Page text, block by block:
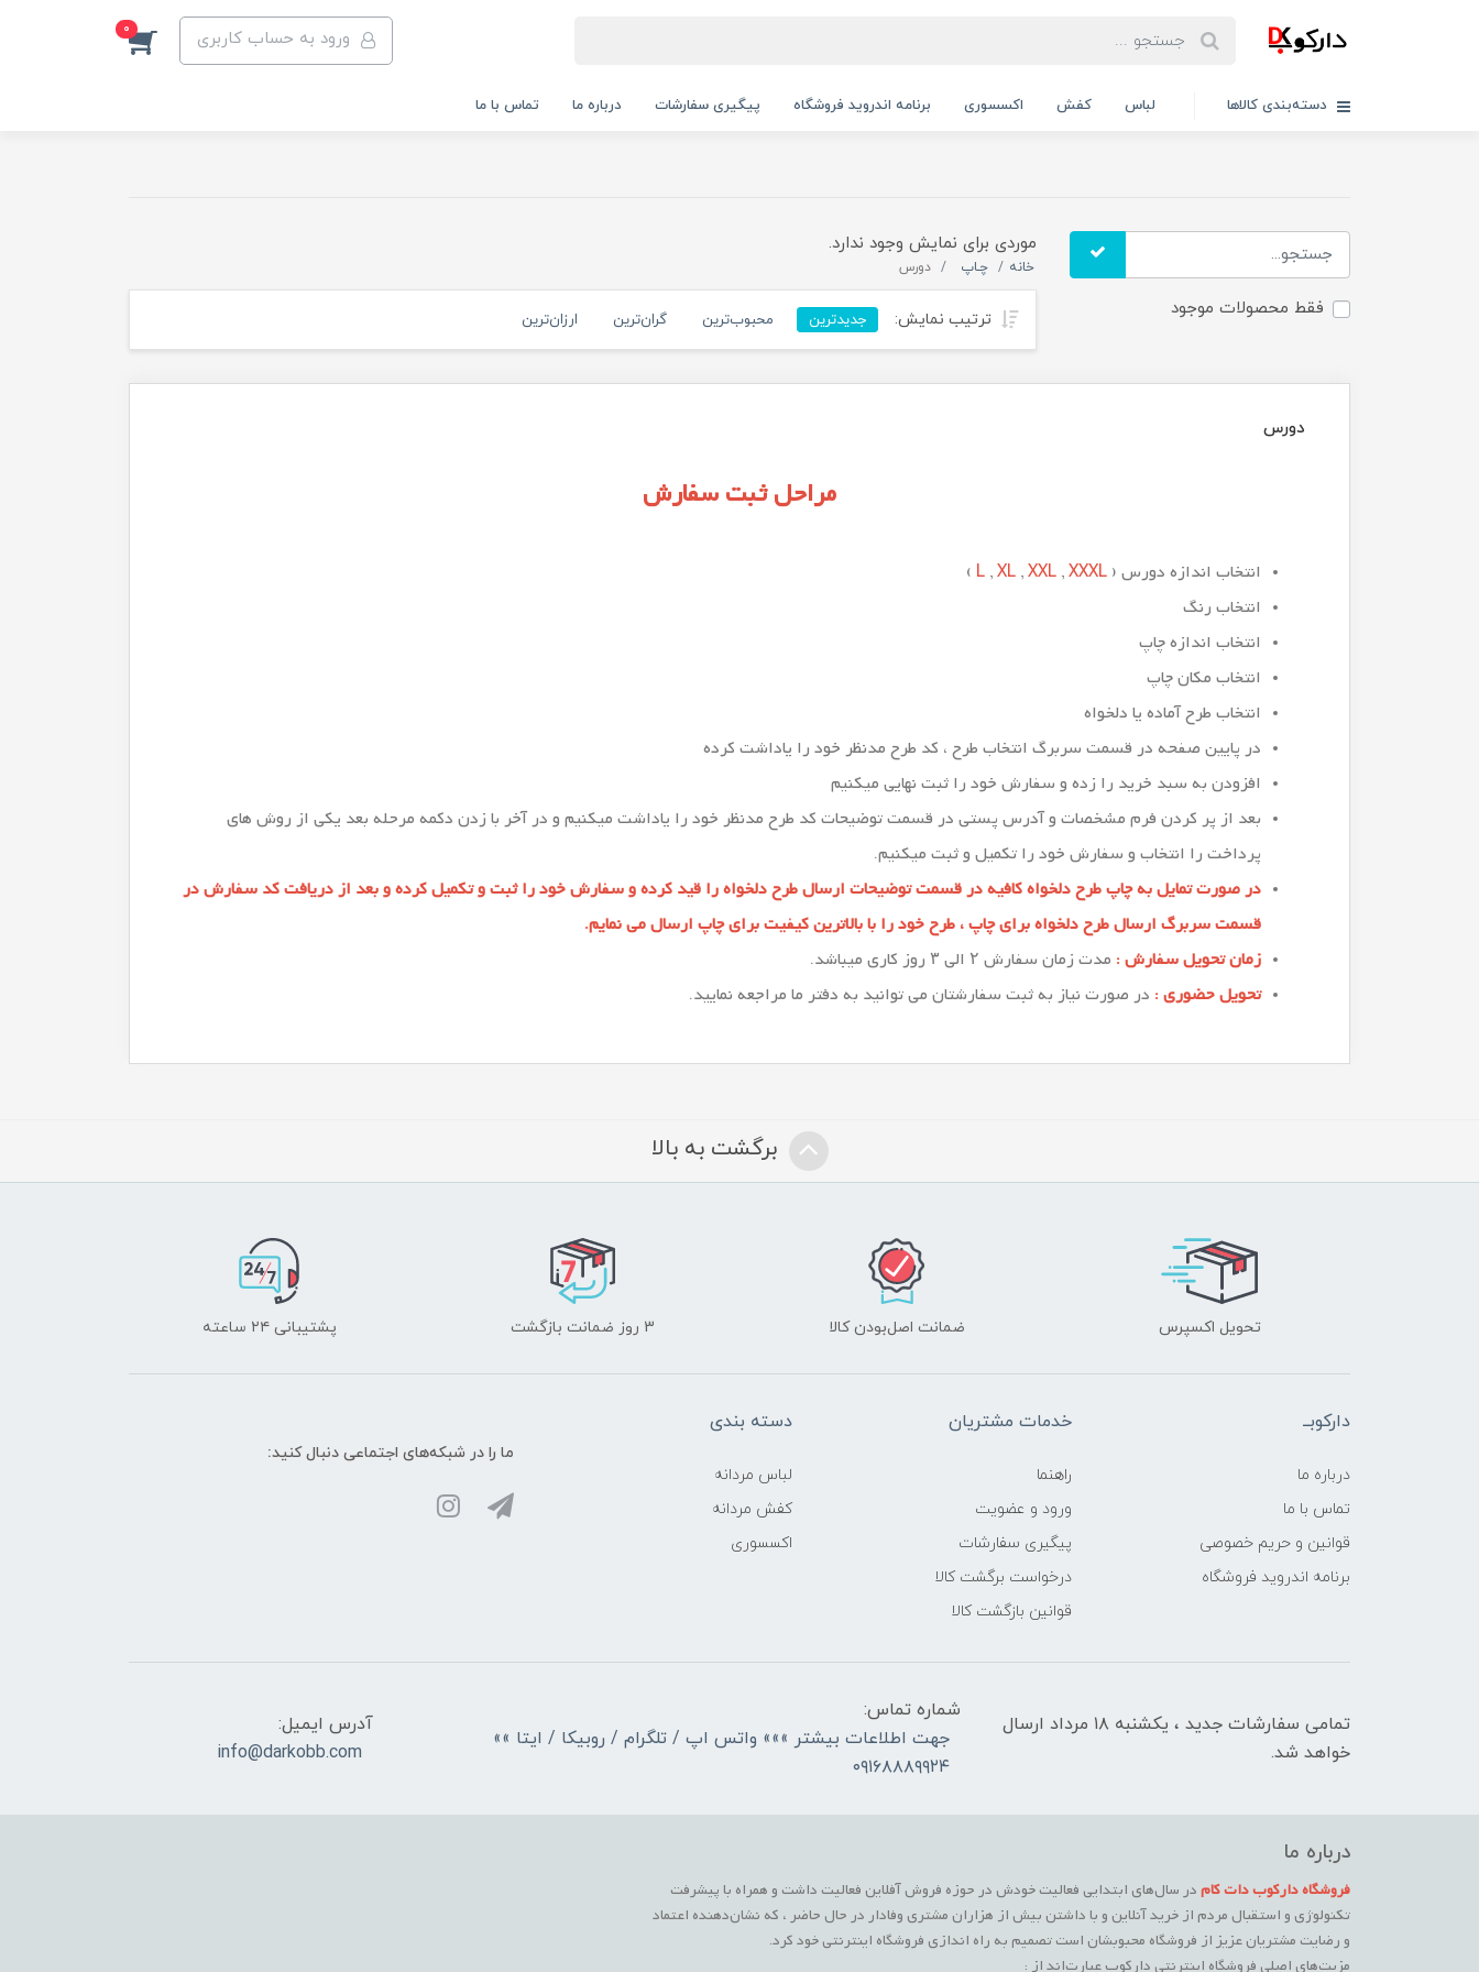
ورود به حساب کاربری 0
دسته‌بندی کالاها لباس کفش اکسسوری برنامه اندروید فروشگاه پیگیری سفارشات درباره ما تماس با ما
فقط محصولات موجود
موردی برای نمایش وجود ندارد.
خانه چـاپ دورس
ترتیب نمایش: جدیدترین محبوب‌ترین گران‌ترین ارزان‌ترین
دورس
مراحل ثبت سفارش
انتخاب اندازه دورس ( L ,XL ,XXL ,XXXL
)
انتخاب رنگ
انتخاب اندازه چاپ
انتخاب مکان چاپ
انتخاب طرح آماده یا دلخواه
در پایین صفحه در قسمت سربرگ انتخاب طرح ، کد طرح مدنظر خود را یاداشت کرده
افزودن به سبد خرید را زده و سفارش خود را ثبت نهایی میکنیم
بعد از پر کردن فرم مشخصات و آدرس پستی در قسمت توضیحات کد طرح مدنظر خود را ياداشت میکنیم و در آخر با زدن دکمه مرحله بعد یکی از روش های
پرداخت را انتخاب و سفارش خود را تکمیل و ثبت میکنیم.
در صورت تمایل به چاپ طرح دلخواه کافیه در قسمت توضیحات ارسال طرح دلخواه را قید کرده و سفارش خود را ثبت و تکمیل کرده و بعد از دریافت کد سفارش در
قسمت سربرگ ارسال طرح دلخواه برای چاپ ، طرح خود را با بالاترین کیفیت برای چاپ ارسال می نمایم.
زمان تحویل سفارش : مدت زمان سفارش ۲ الی ۳ روز کاری میباشد.
تحویل حضوری : در صورت نیاز به ثبت سفارشتان می توانید به دفتر ما مراجعه نمایید.
برگشت به بالا
تحویل اکسپرس ضمانت اصل‌بودن کالا 3 روز ضمانت بازگشت پشتیبانی ۲۴ ساعته
دارکوبــ
درباره ما
تماس با ما
قوانین و حریم خصوصی
برنامه اندروید فروشگاه
خدمات مشتریان
راهنما
ورود و عضویت
پیگیری سفارشات
درخواست برگشت کالا
قوانین بازگشت کالا
دسته بندی
لباس مردانه
کفش مردانه
اکسسوری
ما را در شبکه‌های اجتماعی دنبال کنید:
تمامی سفارشات جدید ، یکشنبه ۱۸ مرداد ارسال
خواهد شد.
شماره تماس:
جهت اطلاعات بیشتر »»» واتس اپ / تلگرام / روبیکا / ایتا »»
۰۹۱۶۸۸۸۹۹۲۴
آدرس ایمیل:
info@darkobb.com
درباره ما
فروشگاه دارکوب دات کامدر سال‌های ابتدایی فعالیت خودش در حوزه فروش آفلاین فعالیت داشت و همراه با پیشرفت
تکنولوژی و استقبال مردم از خرید آنلاین و با داشتن بیش از هزاران مشتری وفادار در حال حاضر ، که نشان‌دهنده اعتماد
و رضایت مشتریان عزیز از فروشگاه محبوبشان است تصمیم به راه اندازی فروشگاه اینترنتی خود کرد.
مزیت‌های اصلی فروشگاه اینترنتی دارکوب عبارت‌اند از :